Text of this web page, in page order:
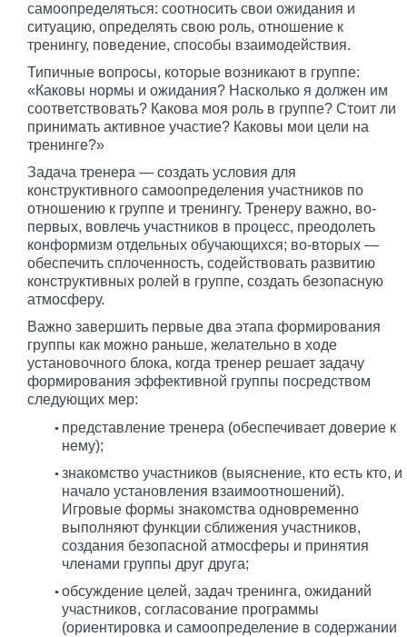
самоопределяться: соотносить свои ожидания и
ситуацию, определять свою роль, отношение к
тренингу, поведение, способы взаимодействия.
Типичные вопросы, которые возникают в группе:
«Каковы нормы и ожидания? Насколько я должен им
соответствовать? Какова моя роль в группе? Стоит ли
принимать активное участие? Каковы мои цели на
тренинге?»
Задача тренера — создать условия для
конструктивного самоопределения участников по
отношению к группе и тренингу. Тренеру важно, во-
первых, вовлечь участников в процесс, преодолеть
конформизм отдельных обучающихся; во-вторых —
обеспечить сплоченность, содействовать развитию
конструктивных ролей в группе, создать безопасную
атмосферу.
Важно завершить первые два этапа формирования
группы как можно раньше, желательно в ходе
установочного блока, когда тренер решает задачу
формирования эффективной группы посредством
следующих мер:
представление тренера (обеспечивает доверие к
нему);
знакомство участников (выяснение, кто есть кто, и
начало установления взаимоотношений).
Игровые формы знакомства одновременно
выполняют функции сближения участников,
создания безопасной атмосферы и принятия
членами группы друг друга;
обсуждение целей, задач тренинга, ожиданий
участников, согласование программы
(ориентировка и самоопределение в содержании